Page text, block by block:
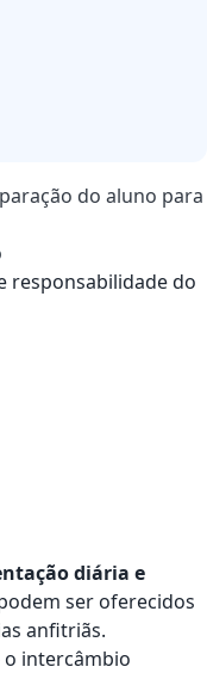
do aluno para
responsabilidade do
diária e
ser oferecidos
anfitriãs.
intercâmbio